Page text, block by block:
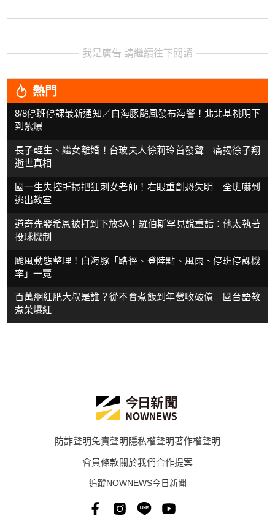
我是廣告 請繼續往下閱讀
熱門
8/8停班停課最新通知／白海豚颱風發布海警！北北基桃明下
到紫爆
長子輕生、繼女離婚！台玻夫人徐莉玲首發聲 痛揭徐子翔
逝世真相
國一生失控折掃把狂刺女老師！右眼重創恐失明 全班嚇到
逃出教室
道奇先發希恩被打到下放3A！羅伯斯罕見說重話：他太執著
投球機制
颱風動態整理！白海豚「路徑、登陸點、風雨、停班停課機
率」一覽
百萬網紅肥大叔是誰？從不會煮飯到年營收破億 國台語教
煮菜爆紅
防詐聲明免責聲明隱私權聲明著作權聲明
會員條款關於我們合作提案
追蹤NOWNEWS今日新聞